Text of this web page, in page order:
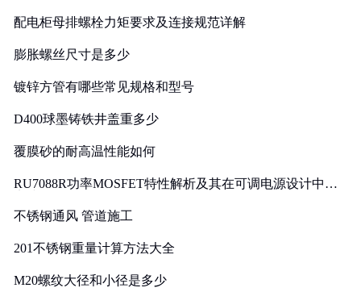
配电柜母排螺栓力矩要求及连接规范详解
膨胀螺丝尺寸是多少
镀锌方管有哪些常见规格和型号
D400球墨铸铁井盖重多少
覆膜砂的耐高温性能如何
RU7088R功率MOSFET特性解析及其在可调电源设计中的
不锈钢通风 管道施工
201不锈钢重量计算方法大全
M20螺纹大径和小径是多少